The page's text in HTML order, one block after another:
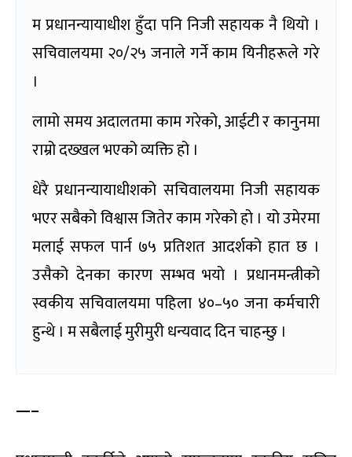
म प्रधानन्यायाधीश हुँदा पनि निजी सहायक नै थियो ।
सचिवालयमा २०/२५ जनाले गर्ने काम यिनीहरूले गरे
।
लामो समय अदालतमा काम गरेको, आईटी र कानुनमा
राम्रो दख्खल भएको व्यक्ति हो ।
धेरै प्रधानन्यायाधीशको सचिवालयमा निजी सहायक
भएर सबैको विश्वास जितेर काम गरेको हो । यो उमेरमा
मलाई सफल पार्न ७५ प्रतिशत आदर्शको हात छ ।
उसैको देनका कारण सम्भव भयो । प्रधानमन्त्रीको
स्वकीय सचिवालयमा पहिला ४०–५० जना कर्मचारी
हुन्थे । म सबैलाई मुरीमुरी धन्यवाद दिन चाहन्छु ।
—–